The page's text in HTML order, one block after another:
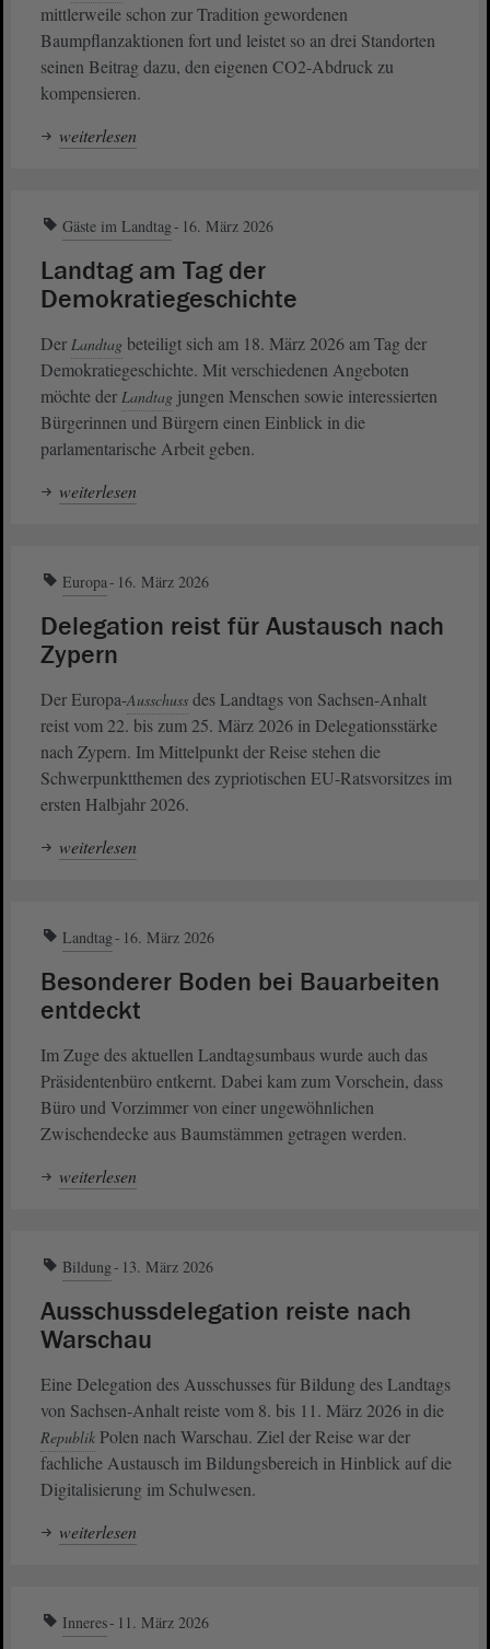
mittlerweile schon zur Tradition gewordenen
Baumpflanzaktionen fort und leistet so an drei Standorten
seinen Beitrag dazu, den eigenen CO2-Abdruck zu
kompensieren.
weiterlesen
Gäste im Landtag 16. März 2026
Landtag am Tag der
Demokratiegeschichte
Der Landtag beteiligt sich am 18. März 2026 am Tag der
Demokratiegeschichte. Mit verschiedenen Angeboten
möchte der Landtag jungen Menschen sowie interessierten
Bürgerinnen und Bürgern einen Einblick in die
parlamentarische Arbeit geben.
weiterlesen
Europa 16. März 2026
Delegation reist für Austausch nach
Zypern
Der Europa-Ausschuss des Landtags von Sachsen-Anhalt
reist vom 22. bis zum 25. März 2026 in Delegationsstärke
nach Zypern. Im Mittelpunkt der Reise stehen die
Schwerpunktthemen des zypriotischen EU-Ratsvorsitzes im
ersten Halbjahr 2026.
weiterlesen
Landtag 16. März 2026
Besonderer Boden bei Bauarbeiten
entdeckt
Im Zuge des aktuellen Landtagsumbaus wurde auch das
Präsidentenbüro entkernt. Dabei kam zum Vorschein, dass
Büro und Vorzimmer von einer ungewöhnlichen
Zwischendecke aus Baumstämmen getragen werden.
weiterlesen
Bildung 13. März 2026
Ausschussdelegation reiste nach
Warschau
Eine Delegation des Ausschusses für Bildung des Landtags
von Sachsen-Anhalt reiste vom 8. bis 11. März 2026 in die
Republik Polen nach Warschau. Ziel der Reise war der
fachliche Austausch im Bildungsbereich in Hinblick auf die
Digitalisierung im Schulwesen.
weiterlesen
Inneres 11. März 2026